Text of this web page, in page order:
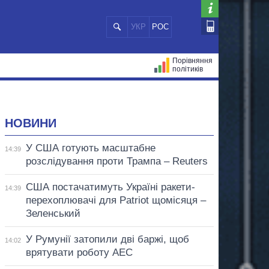
УКР РОС
Порівняння
політиків
НОВИНИ
14:39
У США готують масштабне
розслідування проти Трампа – Reuters
14:39
США постачатимуть Україні ракети-
перехоплювачі для Patriot щомісяця –
Зеленський
14:02
У Румунії затопили дві баржі, щоб
врятувати роботу АЕС